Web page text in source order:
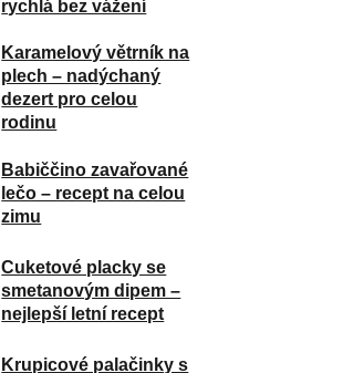
rychlá bez vážení
Karamelový větrník na
plech – nadýchaný
dezert pro celou
rodinu
Babiččino zavařované
lečo – recept na celou
zimu
Cuketové placky se
smetanovým dipem –
nejlepší letní recept
Krupicové palačinky s